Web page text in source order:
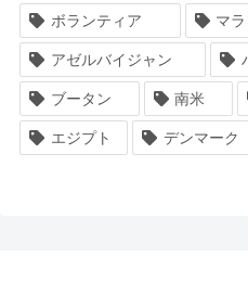
ボランティア マ
アゼルバイジャン
ブータン 南米
エジプト デンマーク